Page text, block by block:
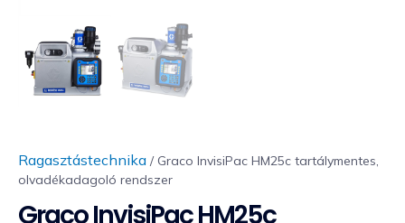
Ragasztástechnika / Graco InvisiPac HM25c tartálymentes,
olvadékadagoló rendszer
Graco InvisiPac HM25c